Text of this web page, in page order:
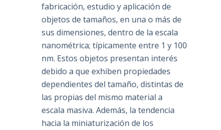
fabricación, estudio y aplicación de
objetos de tamaños, en una o más de
sus dimensiones, dentro de la escala
nanométrica; típicamente entre 1 y 100
nm. Estos objetos presentan interés
debido a que exhiben propiedades
dependientes del tamaño, distintas de
las propias del mismo material a
escala masiva. Además, la tendencia
hacia la miniaturización de los